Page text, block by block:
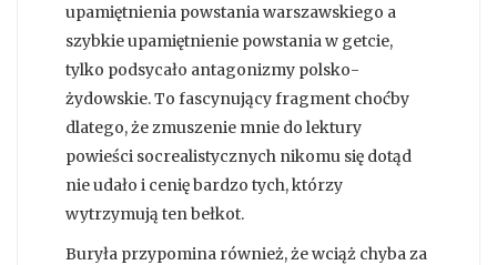
upamiętnienia powstania warszawskiego a
szybkie upamiętnienie powstania w getcie,
tylko podsycało antagonizmy polsko-
żydowskie. To fascynujący fragment choćby
dlatego, że zmuszenie mnie do lektury
powieści socrealistycznych nikomu się dotąd
nie udało i cenię bardzo tych, którzy
wytrzymują ten bełkot.
Buryła przypomina również, że wciąż chyba za